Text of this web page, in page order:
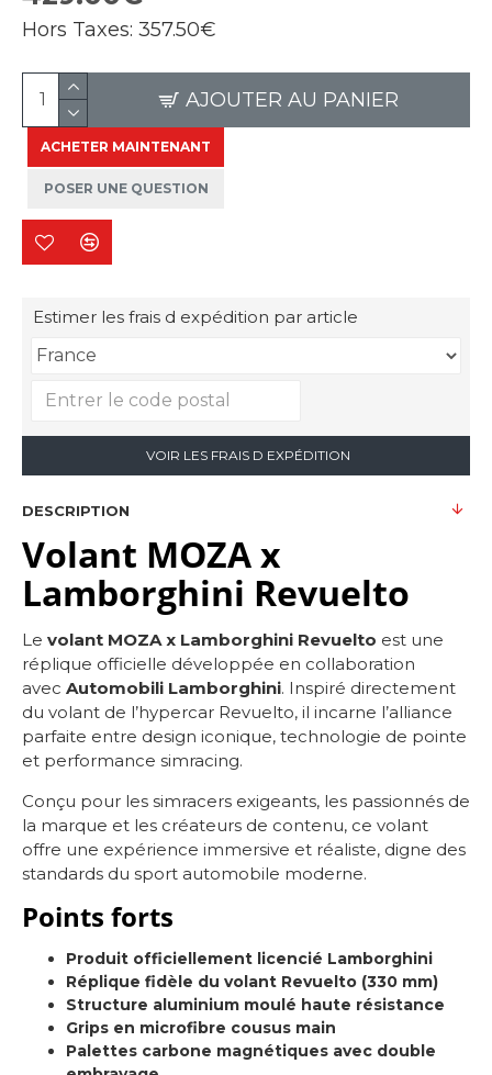
Hors Taxes: 357.50€
AJOUTER AU PANIER
ACHETER MAINTENANT
POSER UNE QUESTION
Estimer les frais d expédition par article
VOIR LES FRAIS D EXPÉDITION
DESCRIPTION
Volant MOZA x
Lamborghini Revuelto
Le volant MOZA x Lamborghini Revuelto est une
réplique officielle développée en collaboration
avec Automobili Lamborghini. Inspiré directement
du volant de l’hypercar Revuelto, il incarne l’alliance
parfaite entre design iconique, technologie de pointe
et performance simracing.
Conçu pour les simracers exigeants, les passionnés de
la marque et les créateurs de contenu, ce volant
offre une expérience immersive et réaliste, digne des
standards du sport automobile moderne.
Points forts
Produit officiellement licencié Lamborghini
Réplique fidèle du volant Revuelto (330 mm)
Structure aluminium moulé haute résistance
Grips en microfibre cousus main
Palettes carbone magnétiques avec double